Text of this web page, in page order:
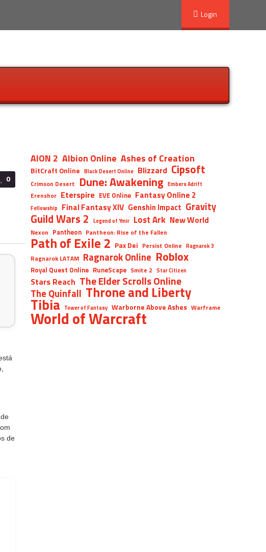
Login
0
de
AION 2 Albion Online Ashes of Creation
BitCraft Online Black Desert Online Blizzard Cipsoft
Crimson Desert Dune: Awakening Embers Adrift
Erenshor Eterspire EVE Online Fantasy Online 2
Fellowship Final Fantasy XIV Genshin Impact Gravity
Guild Wars 2 Legend of Ymir Lost Ark New World
Nexon Pantheon Pantheon: Rise of the Fallen
Path of Exile 2 Pax Dei Persist Online Ragnarok 3
Ragnarok LATAM Ragnarok Online Roblox
Royal Quest Online RuneScape Smite 2 Star Citizen
Stars Reach The Elder Scrolls Online
The Quinfall Throne and Liberty
Tibia Tower of Fantasy Warborne Above Ashes Warframe
World of Warcraft